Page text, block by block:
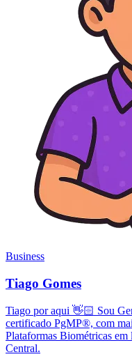
Business
Tiago Gomes
Tiago por aqui 👋🏻 Sou
certificado PgMP®, com
Plataformas Biométricas
Central.